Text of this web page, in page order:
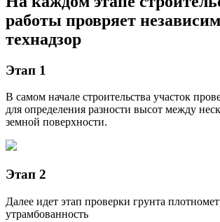
работы провряет
технадзор
Этап 1
В самом начале строительства участок
для определения разности высот между
земной поверхности.
Этап 2
Далее идет этап проверки грунта
утрамбованность